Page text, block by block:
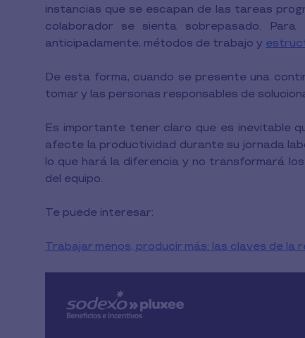
instancias que se escapan de las tareas
colaborador se sienta sobrepasado.
anticipadamente, métodos de trabajo y
De esta forma, cuando se presente una
tomar y las personas responsables de
Es importante tener claro que es inevitable
afecte la productividad durante su jornada
lo que hará la diferencia y no transformará
del equipo.
Te puede interesar:
Trabajar menos, producir más: las claves de la